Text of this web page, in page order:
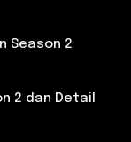
Season 2
2 dan Detail